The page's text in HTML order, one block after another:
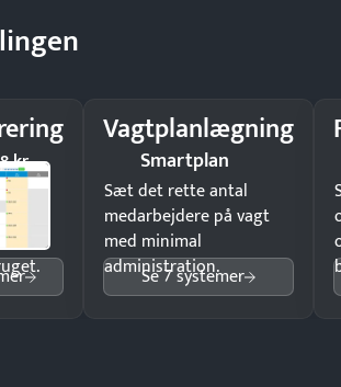
kr
få
Vagtplanlægning
Smartplan
Sæt det rette antal
medarbejdere på vagt
med minimal
administration.
Se 7 systemer